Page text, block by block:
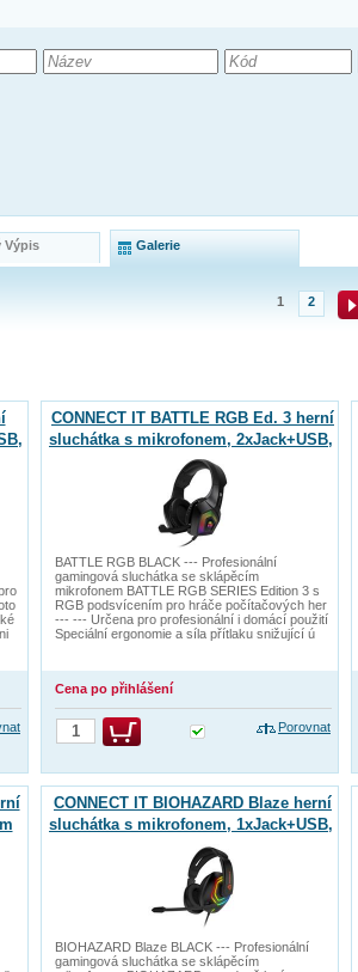
Výpis Galerie
1 2
CONNECT IT BATTLE RGB Ed. 3 herní
sluchátka s mikrofonem, 2xJack+USB,
ČERNÁ
BATTLE RGB BLACK --- Profesionální
gamingová sluchátka se sklápěcím
mikrofonem BATTLE RGB SERIES Edition 3 s
RGB podsvícením pro hráče počítačových her
--- --- Určena pro profesionální i domácí použití
Speciální ergonomie a síla přítlaku snižující ú
Cena po přihlášení
Porovnat
CONNECT IT BIOHAZARD Blaze herní
sluchátka s mikrofonem, 1xJack+USB,
ČERNÁ
BIOHAZARD Blaze BLACK --- Profesionální
gamingová sluchátka se sklápěcím